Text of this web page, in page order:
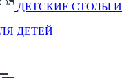
ДЕТСКИЕ СТОЛЫ И
ДЕТЕЙ